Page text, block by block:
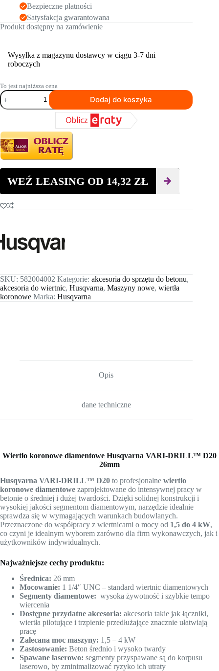
Bezpieczne płatności
Satysfakcja gwarantowana
Produkt dostępny na zamówienie
Wysyłka z magazynu dostawcy w ciągu 3-7 dni
roboczych
To jest najniższa cena
ilość
Wiertło
koronowe
VARI-
DRILL
D20
26mm
Dodaj do koszyka
WEŹ LEASING OD 14,32 ZŁ
SKU: 582004002 Kategorie: akcesoria do sprzętu do betonu,
akcesoria do wiertnic, Husqvarna, Maszyny nowe, wiertła
koronowe Marka: Husqvarna
Opis
dane techniczne
Wiertło koronowe diamentowe Husqvarna VARI-DRILL™ D20
26mm
Husqvarna VARI-DRILL™ D20 to profesjonalne wiertło
koronowe diamentowe zaprojektowane do intensywnej pracy w
betonie o średniej i dużej twardości. Dzięki solidnej konstrukcji i
wysokiej jakości segmentom diamentowym, narzędzie idealnie
sprawdza się w wymagających warunkach budowlanych.
Przeznaczone do współpracy z wiertnicami o mocy od 1,5 do 4 kW,
co czyni je idealnym wyborem zarówno dla firm wykonawczych, jak i
użytkowników indywidualnych.
Najważniejsze cechy produktu:
Średnica: 26 mm
Mocowanie: 1 1/4″ UNC – standard wiertnic diamentowych
Segmenty diamentowe: wysoka żywotność i szybkie tempo
wiercenia
Dostępne przydatne akcesoria: akcesoria takie jak łączniki,
wiertła pilotujące i trzpienie przedłużające znacznie ułatwiają
pracę
Zalecana moc maszyny: 1,5 – 4 kW
Zastosowanie: Beton średnio i wysoko twardy
Spawane laserowo: segmenty przyspawane są do korpusu
laserowo, by zminimalizować ryzyko ich utraty